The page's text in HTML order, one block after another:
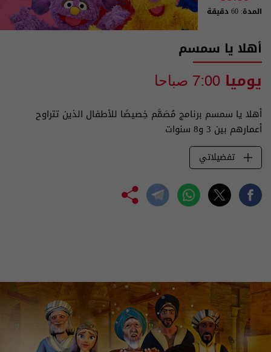
المدة: 60 دقيقة
أهلا يا سمسم
يوميا 7:00 صباحا
أهلا يا سمسم برنامج مُصَمَّم خِصيصًا للأطفال الذين تتراوح
أعمارهم بين 3 و8 سنوات
تفضيلاتي